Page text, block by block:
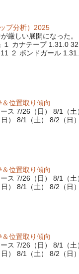
プ分析）2025
厳しい展開になった
１ カナテープ 1.31.0
２ ボンドガール
位置取り傾向
ス 7/26（日） 8/1（土
） 8/1（土） 8/2（日）
位置取り傾向
ス 7/26（日） 8/1（土
） 8/1（土） 8/2（日）
位置取り傾向
ス 7/26（日） 8/1（土
） 8/1（土） 8/2（日）